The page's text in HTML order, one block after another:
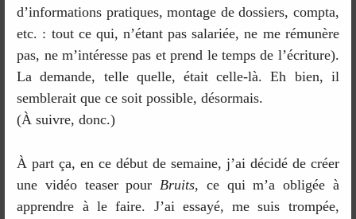
d’informations pratiques, montage de dossiers, compta,
etc. : tout ce qui, n’étant pas salariée, ne me rémunère
pas, ne m’intéresse pas et prend le temps de l’écriture).
La demande, telle quelle, était celle-là. Eh bien, il
semblerait que ce soit possible, désormais.
(À suivre, donc.)
À part ça, en ce début de semaine, j’ai décidé de créer
une vidéo teaser pourBruits, ce qui m’a obligée à
apprendre à le faire. J’ai essayé, me suis trompée,